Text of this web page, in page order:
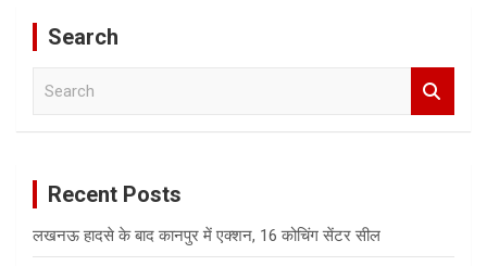
Search
Recent Posts
लखनऊ हादसे के बाद कानपुर में एक्शन, 16 कोचिंग सेंटर सील